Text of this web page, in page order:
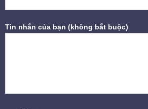
Tin nhắn của bạn (không bắt buộc)